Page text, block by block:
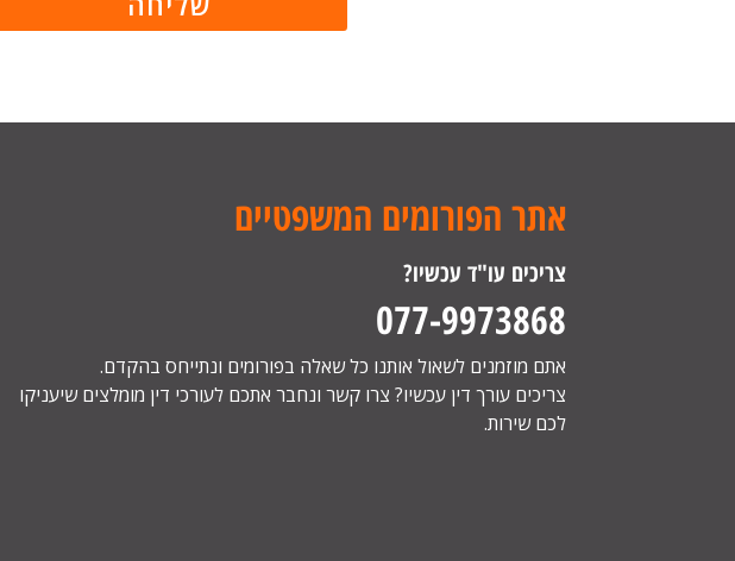
אתר הפורומים המשפטיים
צריכים עו"ד עכשיו?
077-9973868
אתם מוזמנים לשאול אותנו כל שאלה בפורומים ונתייחס בהקדם.
צריכים עורך דין עכשיו? צרו קשר ונחבר אתכם לעורכי דין מומלצים שיעניקו
לכם שירות.